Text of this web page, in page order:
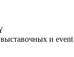
и event